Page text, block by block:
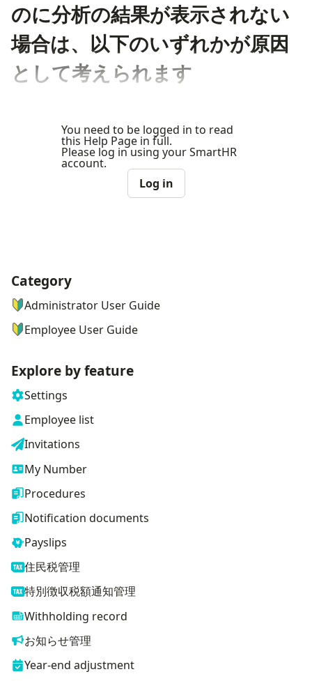
のに分析の結果が表示されない
場合は、以下のいずれかが原因
として考えられます
You need to be logged in to read
this Help Page in full.
Please log in using your SmartHR
account.
Log in
ナビゲーションメニュー
Category
Administrator User Guide
Employee User Guide
Explore by feature
Settings
Employee list
Invitations
My Number
Procedures
Notification documents
Payslips
住民税管理
特別徴収税額通知管理
Withholding record
お知らせ管理
Year-end adjustment